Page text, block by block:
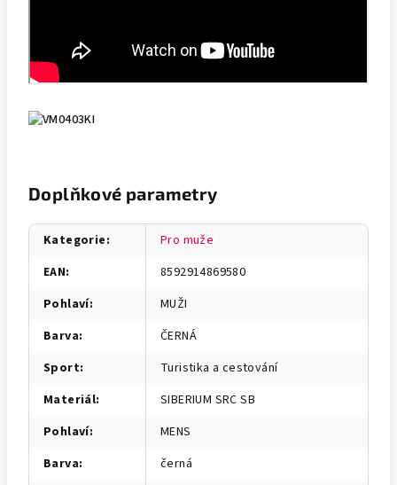
Doplňkové parametry
Kategorie:
Pro muže
EAN:
8592914869580
Pohlaví:
MUŽI
Barva:
ČERNÁ
Sport:
Turistika a cestování
Materiál:
SIBERIUM SRC SB
Pohlaví:
MENS
Barva:
černá